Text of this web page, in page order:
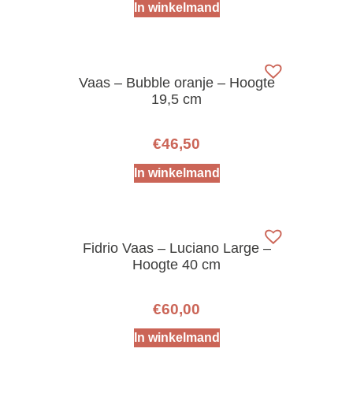
In winkelmand
Vaas – Bubble oranje – Hoogte
19,5 cm
€46,50
In winkelmand
Fidrio Vaas – Luciano Large –
Hoogte 40 cm
€60,00
In winkelmand